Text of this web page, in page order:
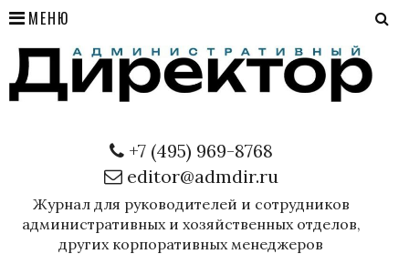
МЕНЮ
+7 (495) 969-8768
editor@admdir.ru
Журнал для руководителей и сотрудников
административных и хозяйственных отделов,
других корпоративных менеджеров